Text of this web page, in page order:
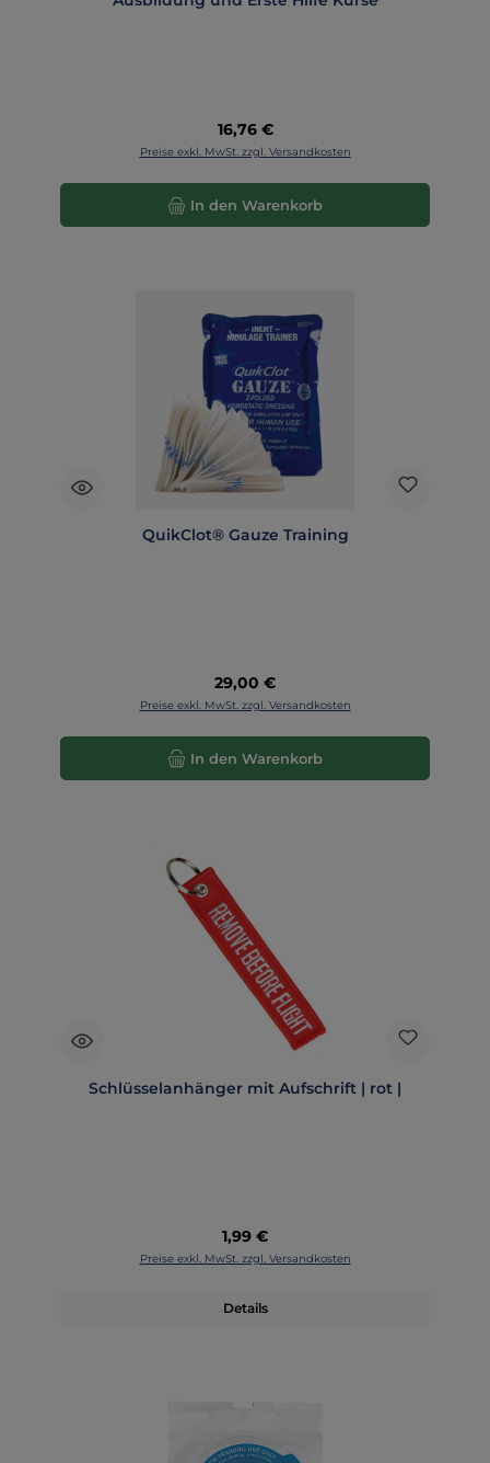
Regulärer Preis:
16,76 €
Preise exkl. MwSt. zzgl. Versandkosten
In den Warenkorb
QuikClot® Gauze Training
Regulärer Preis:
29,00 €
Preise exkl. MwSt. zzgl. Versandkosten
In den Warenkorb
Schlüsselanhänger mit Aufschrift | rot |
Regulärer Preis:
1,99 €
Preise exkl. MwSt. zzgl. Versandkosten
Details